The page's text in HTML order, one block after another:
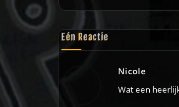
Eén Reactie
Nicole
Wat een